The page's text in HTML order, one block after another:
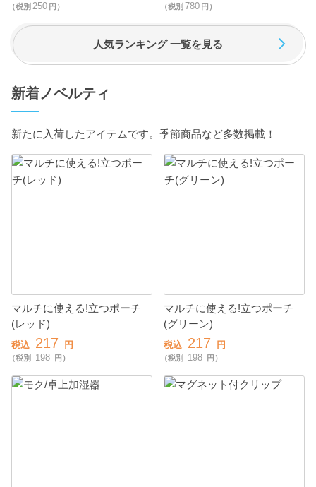
（税別 250 円） （税別 780 円）
人気ランキング 一覧を見る
新着ノベルティ
新たに入荷したアイテムです。季節商品など多数掲載！
マルチに使える!立つポーチ
(レッド)
税込 217 円
（税別 198 円）
マルチに使える!立つポーチ
(グリーン)
税込 217 円
（税別 198 円）